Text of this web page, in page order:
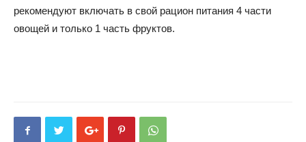
рекомендуют включать в свой рацион питания 4 части
овощей и только 1 часть фруктов.